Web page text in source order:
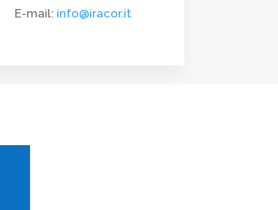
E-mail: info@iracor.it